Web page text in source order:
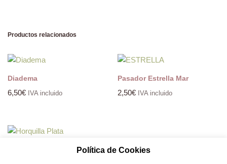
Productos relacionados
Diadema
6,50€ IVA incluido
Pasador Estrella Mar
2,50€ IVA incluido
Política de Cookies